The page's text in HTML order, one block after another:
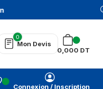
0
Mon Devis
0,000 DT
Connexion / Inscription